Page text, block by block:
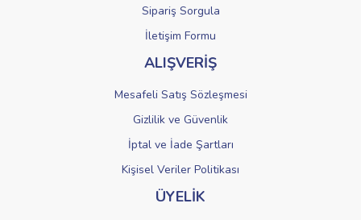
Gönder
Sipariş Sorgula
İletişim Formu
ALIŞVERİŞ
Mesafeli Satış Sözleşmesi
Gizlilik ve Güvenlik
İptal ve İade Şartları
Kişisel Veriler Politikası
ÜYELİK